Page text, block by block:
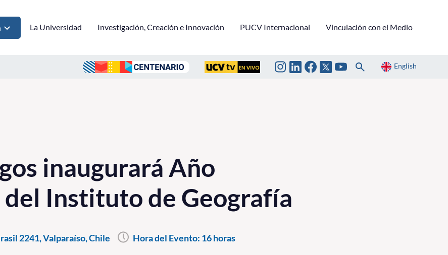
La Universidad Investigación, Creación e Innovación PUCV Internacional Vinculación con el Medio
English
inaugurará Año
Instituto de Geografía
2241, Valparaíso, Chile Hora del Evento: 16 horas